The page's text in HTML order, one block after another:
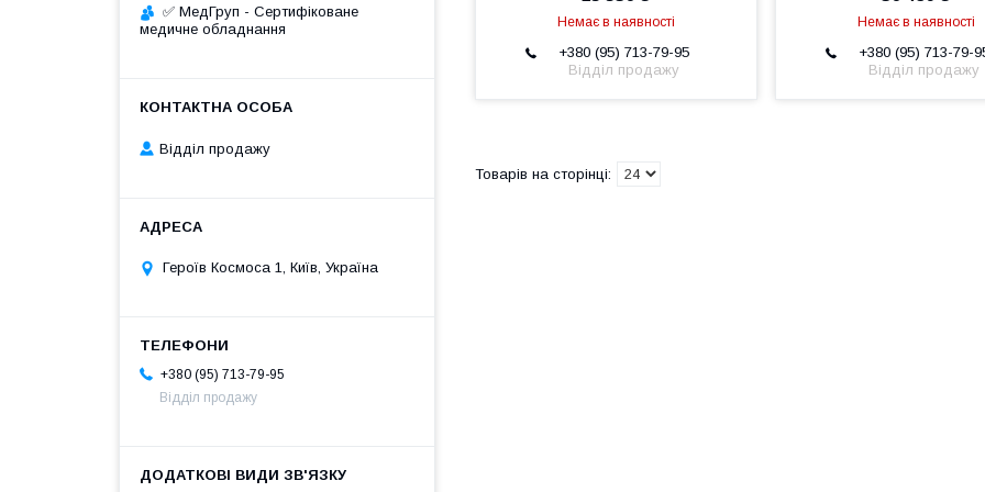
Немає в наявності
+380 (95) 713-79-95
Відділ продажу
Немає в наявності
+380 (95) 713-79-
Відділ продажу
✅ МедГруп - Сертифіковане
медичне обладнання
Відділ продажу
Героїв Космоса 1, Київ, Україна
+380 (95) 713-79-95
Відділ продажу